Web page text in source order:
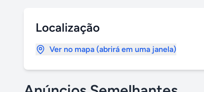
Localização
Ver no mapa (abrirá em uma janela)